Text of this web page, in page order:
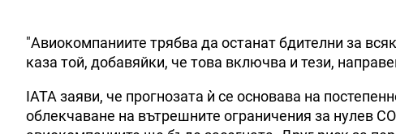
"Авиокомпаниите трябва да останат бдителни за
каза той, добавяйки, че това включва и тези,
IATA заяви, че прогнозата ѝ се основава на
облекчаване на вътрешните ограничения за нулев